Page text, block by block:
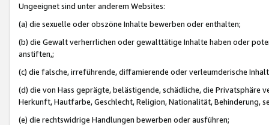
Ungeeignet sind unter anderem Websites:
(a) die sexuelle oder obszöne Inhalte bewerben oder enthalten;
(b) die Gewalt verherrlichen oder gewalttätige Inhalte haben oder
anstiften,;
(c) die falsche, irreführende, diffamierende oder verleumderische
(d) die von Hass geprägte, belästigende, schädliche, die Privatsphäre
Herkunft, Hautfarbe, Geschlecht, Religion, Nationalität, Behinderung,
(e) die rechtswidrige Handlungen bewerben oder ausführen;